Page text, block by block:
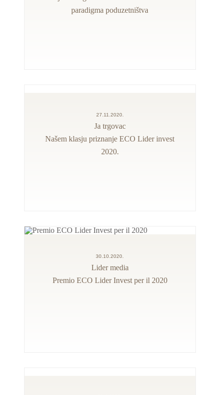
paradigma poduzetništva
27.11.2020.
Ja trgovac
Našem klasju priznanje ECO Lider invest
2020.
30.10.2020.
Lider media
Premio ECO Lider Invest per il 2020